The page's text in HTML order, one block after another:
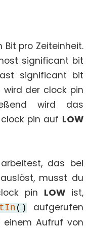
Bit pro Zeiteinheit.
significant bit
significant bit
wird der clock pin
wird das
pin auf LOW
das bei
musst du
pin LOWist,
()
aufgerufen
einem Aufruf von